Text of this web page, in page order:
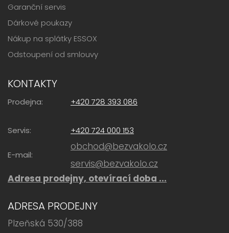
Garanční servis
Dárkové poukazy
Nákup na splátky ESSOX
Odstoupení od smlouvy
KONTAKTY
Prodejna: +420 728 393 086
Servis: +420 724 000 153
E-mail:
obchod@bezvakolo.cz
servis@bezvakolo.cz
Adresa prodejny, otevírací doba ...
ADRESA PRODEJNY
Plzeňská 530/388